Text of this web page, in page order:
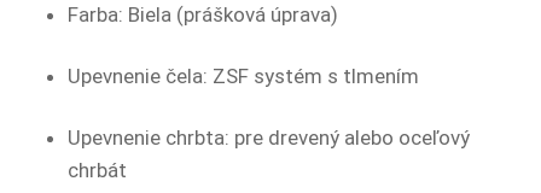
Farba: Biela (prášková úprava)
Upevnenie čela: ZSF systém s tlmením
Upevnenie chrbta: pre drevený alebo oceľový
chrbát